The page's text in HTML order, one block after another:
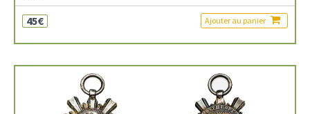
45€ Ajouter au panier